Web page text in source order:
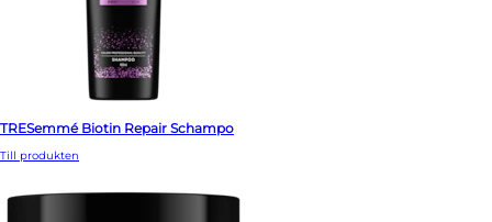
TRESemmé Biotin Repair Schampo
Till produkten